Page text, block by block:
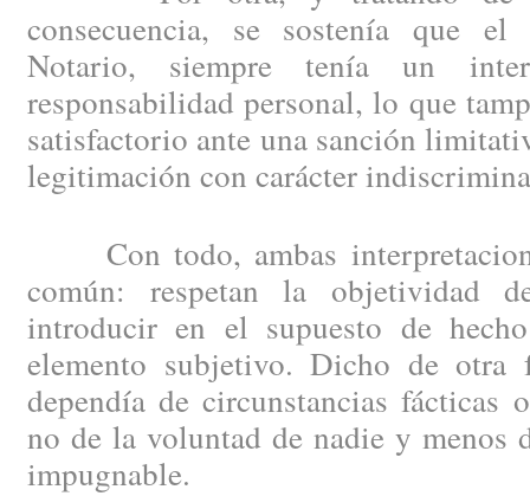
consecuencia, se sostenía que
Notario, siempre tenía un
responsabilidad personal, lo que
satisfactorio ante una sanción
legitimación con carácter
Con todo, ambas
común: respetan la objetividad
introducir en el supuesto de
elemento subjetivo. Dicho de otra
dependía de circunstancias fácticas
no de la voluntad de nadie y menos
impugnable.